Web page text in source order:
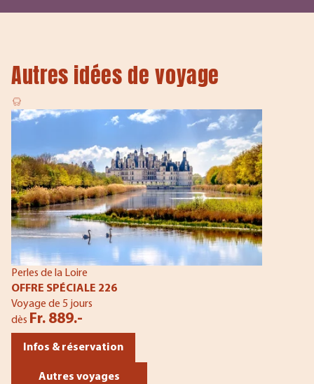
Autres idées de voyage
Perles de la Loire
OFFRE SPÉCIALE 226
Voyage de 5 jours
dès Fr. 889.-
Infos & réservation
Autres voyages